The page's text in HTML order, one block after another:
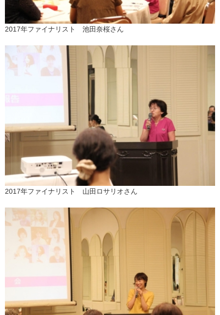
2017年ファイナリスト 池田奈桜さん
2017年ファイナリスト 山田ロサリオさん